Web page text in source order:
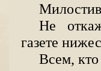
Не
газете
Всем, кто